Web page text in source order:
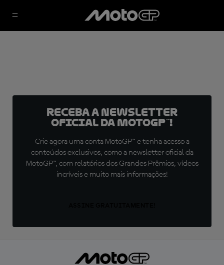
Receba a newsletter
oficial da MotoGP™!
Crie agora uma conta MotoGP™ e tenha acesso a
conteúdos exclusivos, como a newsletter oficial da
MotoGP™, com relatórios dos Grandes Prêmios, vídeos
incríveis e muito mais informações!